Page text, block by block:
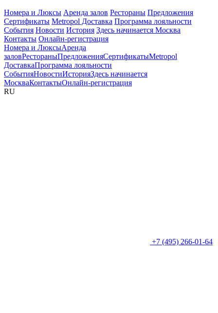
Номера и Люксы Аренда залов Рестораны Предложения
Сертификаты Metropol Доставка Программа лояльности
События Новости История Здесь начинается Москва
Контакты Онлайн-регистрация
Номера и ЛюксыАренда
заловРестораныПредложенияСертификатыMetropol
ДоставкаПрограмма лояльности
СобытияНовостиИсторияЗдесь начинается
МоскваКонтактыОнлайн-регистрация
RU
+7 (495) 266-01-64